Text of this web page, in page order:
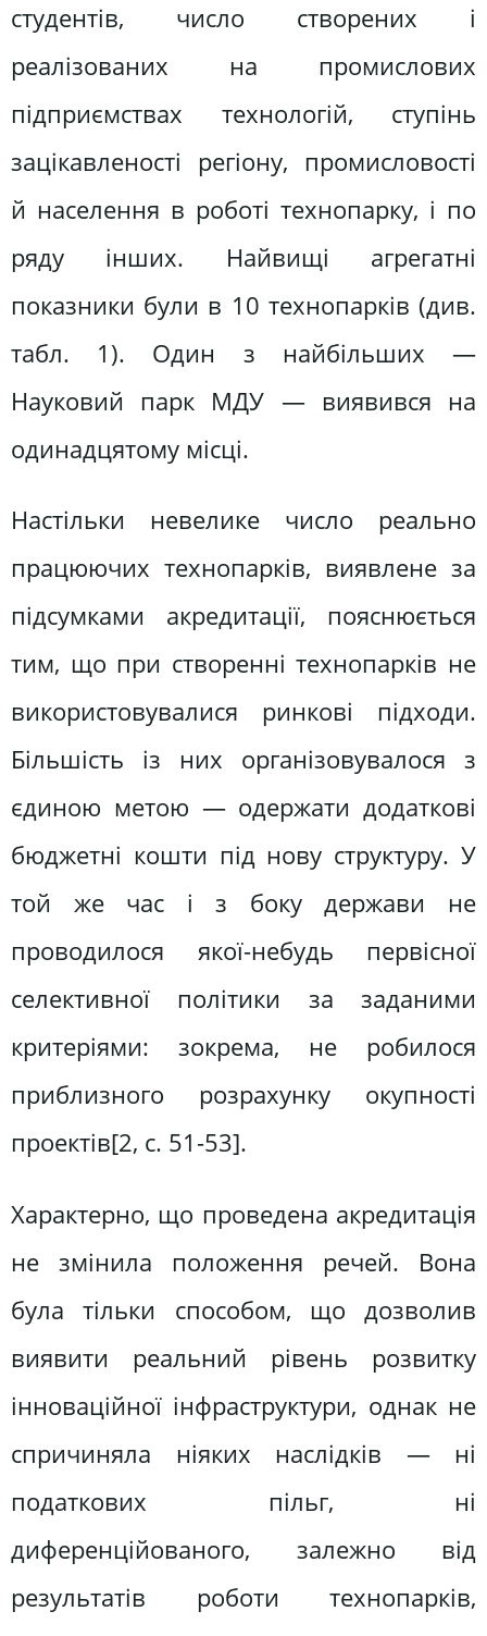
студентів, число створених і
реалізованих на промислових
підприємствах технологій, ступінь
зацікавленості регіону, промисловості
й населення в роботі технопарку, і по
ряду інших. Найвищі агрегатні
показники були в 10 технопарків (див.
табл. 1). Один з найбільших —
Науковий парк МДУ — виявився на
одинадцятому місці.
Настільки невелике число реально
працюючих технопарків, виявлене за
підсумками акредитації, пояснюється
тим, що при створенні технопарків не
використовувалися ринкові підходи.
Більшість із них організовувалося з
єдиною метою — одержати додаткові
бюджетні кошти під нову структуру. У
той же час і з боку держави не
проводилося якої-небудь первісної
селективної політики за заданими
критеріями: зокрема, не робилося
приблизного розрахунку окупності
проектів[2, c. 51-53].
Характерно, що проведена акредитація
не змінила положення речей. Вона
була тільки способом, що дозволив
виявити реальний рівень розвитку
інноваційної інфраструктури, однак не
спричиняла ніяких наслідків — ні
податкових пільг, ні
диференційованого, залежно від
результатів роботи технопарків,